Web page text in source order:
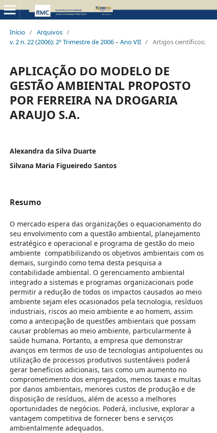
Início / Arquivos /
v. 2 n. 22 (2006): 2º Trimestre de 2006 – Ano VII / Artigos científicos:
APLICAÇÃO DO MODELO DE
GESTÃO AMBIENTAL PROPOSTO
POR FERREIRA NA DROGARIA
ARAUJO S.A.
Alexandra da Silva Duarte
Silvana Maria Figueiredo Santos
Resumo
O mercado espera das organizações o equacionamento do
seu envolvimento com a questão ambiental, planejamento
estratégico e operacional e programa de gestão do meio
ambiente compatibilizando os objetivos ambientais com os
demais, surgindo como tema desta pesquisa a
contabilidade ambiental. O gerenciamento ambiental
integrado a sistemas e programas organizacionais pode
permitir a redução de todos os impactos causados ao meio
ambiente sejam eles ocasionados pela tecnologia, resíduos
industriais, riscos ao meio ambiente e ao homem, assim
como a antecipação de questões ambientais que possam
causar problemas ao meio ambiente, particularmente à
saúde humana. Portanto, a empresa que demonstrar
avanços em termos de uso de tecnologias antipoluentes ou
utilização de processos produtivos sustentáveis poderá
gerar benefícios adicionais, tais como um aumento no
comprometimento dos empregados, menos taxas e multas
por danos ambientais, menores custos de produção e de
disposição de resíduos, além de acesso a melhores
oportunidades de negócios. Poderá, inclusive, explorar a
vantagem competitiva de fornecer bens e serviços
ambientalmente adequados.